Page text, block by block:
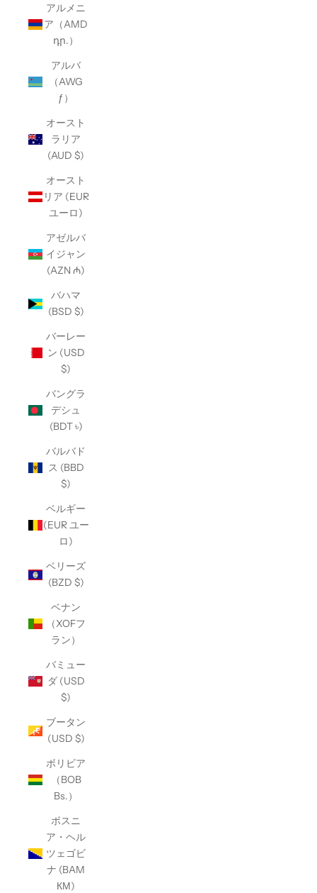
アルメニ
ア（AMD
դր.）
アルバ
（AWG
ƒ）
オースト
ラリア
(AUD $)
オースト
リア (EUR
ユーロ)
アゼルバ
イジャン
(AZN ₼)
バハマ
(BSD $)
バーレー
ン (USD
$)
バングラ
デシュ
(BDT ৳)
バルバド
ス (BBD
$)
ベルギー
(EUR ユー
ロ)
ベリーズ
(BZD $)
ベナン
（XOFフ
ラン）
バミュー
ダ (USD
$)
ブータン
(USD $)
ボリビア
（BOB
Bs.）
ボスニ
ア・ヘル
ツェゴビ
ナ (BAM
КМ)